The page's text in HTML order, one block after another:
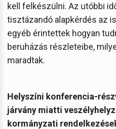
kell felkészülni. Az utóbbi
tisztázandó alapkérdés az
egyéb érintettek hogyan
beruházás részleteibe,
maradtak.
Helyszíni konferencia-
járvány miatti
kormányzati